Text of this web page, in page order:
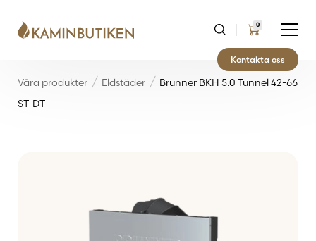
0
Kontakta oss
Våra produkter Eldstäder
Brunner BKH 5.0 Tunnel 42-66
ST-DT